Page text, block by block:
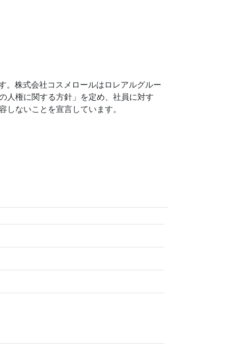
。株式会社コスメロールはロレアルグルー
人権に関する方針」を定め、社員に対す
ないことを宣言しています。